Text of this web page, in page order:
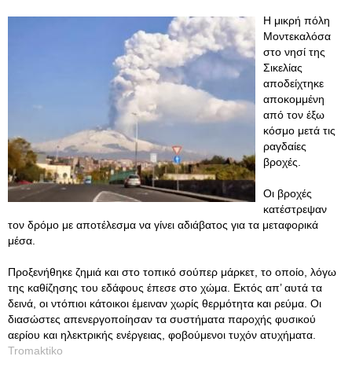
Η μικρή πόλη
Μοντεκαλόσα
στο νησί της
Σικελίας
αποδείχτηκε
αποκομμένη
από τον έξω
κόσμο μετά τις
ραγδαίες
βροχές.
Οι βροχές
κατέστρεψαν
τον δρόμο με αποτέλεσμα να γίνει αδιάβατος για τα μεταφορικά
μέσα.
Προξενήθηκε ζημιά και στο τοπικό σούπερ μάρκετ, το οποίο, λόγω
της καθίζησης του εδάφους έπεσε στο χώμα. Εκτός απ’ αυτά τα
δεινά, οι ντόπιοι κάτοικοι έμειναν χωρίς θερμότητα και ρεύμα. Οι
διασώστες απενεργοποίησαν τα συστήματα παροχής φυσικού
αερίου και ηλεκτρικής ενέργειας, φοβούμενοι τυχόν ατυχήματα.
Tromaktiko